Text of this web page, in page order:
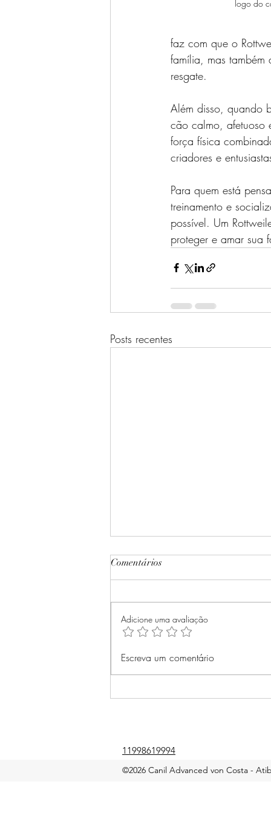
logo do
faz com que o
família, mas também
resgate.
Além disso, quando
cão calmo, afetuoso
força física
criadores e
Para quem está
treinamento e
possível. Um
proteger e amar sua
Posts recentes
Dicas Essenciais para Cuidados
Comentários
Adicione uma avaliação
Escreva um comentário
11998619994
©2026 Canil Advanced von Costa -